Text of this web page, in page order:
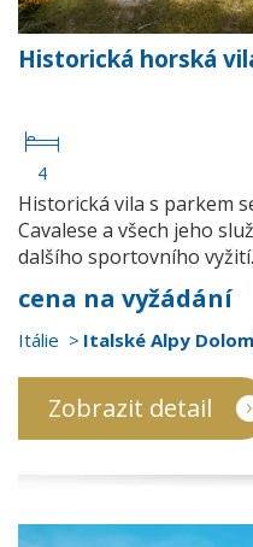
Historická horská
4
Historická vila s parkem
Cavalese a všech jeho
dalšího sportovního vyžití.
cena na vyžádání
Itálie Italské Alpy
Zobrazit detail